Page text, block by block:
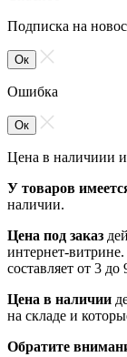
Подписка на
Ок
Ошибка
Ок
Цена в наличиии и
У товаров
наличии.
Цена под заказ
интернет-
составляет от 3 до
Цена в наличии
на складе и
Обратите